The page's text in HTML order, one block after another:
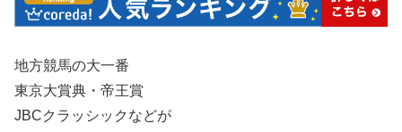
地方競馬の大一番
東京大賞典・帝王賞
JBCクラッシックなどが